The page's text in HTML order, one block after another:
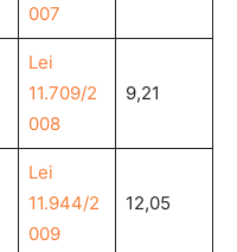
007
Lei
11.709/2
008
9,21
Lei
11.944/2
009
12,05